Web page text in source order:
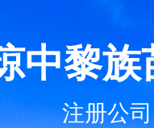
中黎
注册公